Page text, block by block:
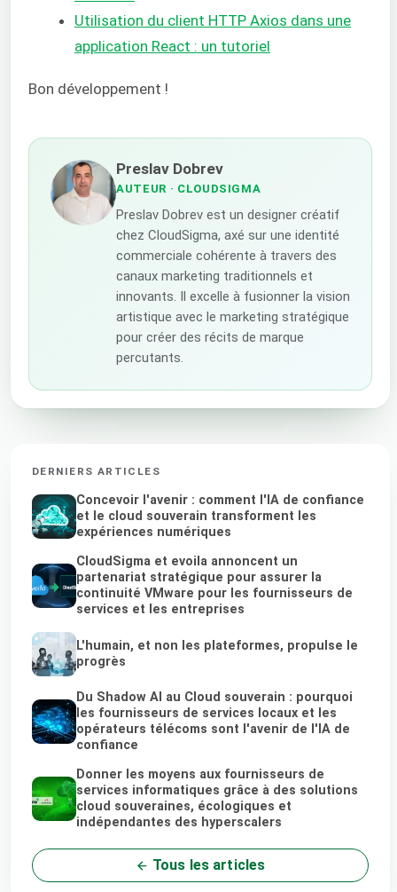
Utilisation du client HTTP Axios dans une
application React : un tutoriel
Bon développement !
Preslav Dobrev
AUTEUR · CLOUDSIGMA
Preslav Dobrev est un designer créatif
chez CloudSigma, axé sur une identité
commerciale cohérente à travers des
canaux marketing traditionnels et
innovants. Il excelle à fusionner la vision
artistique avec le marketing stratégique
pour créer des récits de marque
percutants.
DERNIERS ARTICLES
Concevoir l'avenir : comment l'IA de confiance
et le cloud souverain transforment les
expériences numériques
CloudSigma et evoila annoncent un
partenariat stratégique pour assurer la
continuité VMware pour les fournisseurs de
services et les entreprises
L'humain, et non les plateformes, propulse le
progrès
Du Shadow AI au Cloud souverain : pourquoi
les fournisseurs de services locaux et les
opérateurs télécoms sont l'avenir de l'IA de
confiance
Donner les moyens aux fournisseurs de
services informatiques grâce à des solutions
cloud souveraines, écologiques et
indépendantes des hyperscalers
Tous les articles